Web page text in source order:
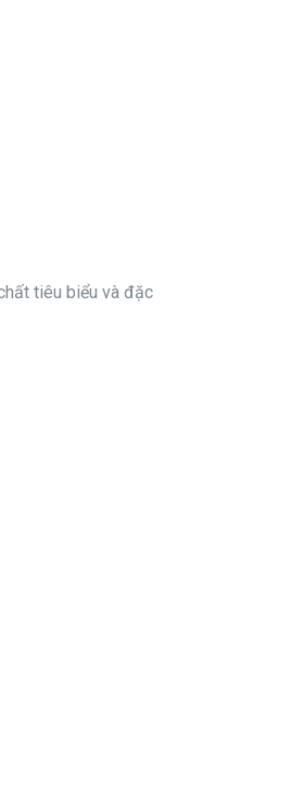
tiêu biểu và đặc